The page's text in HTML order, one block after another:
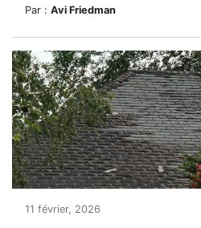
Par : Avi Friedman
11 février, 2026